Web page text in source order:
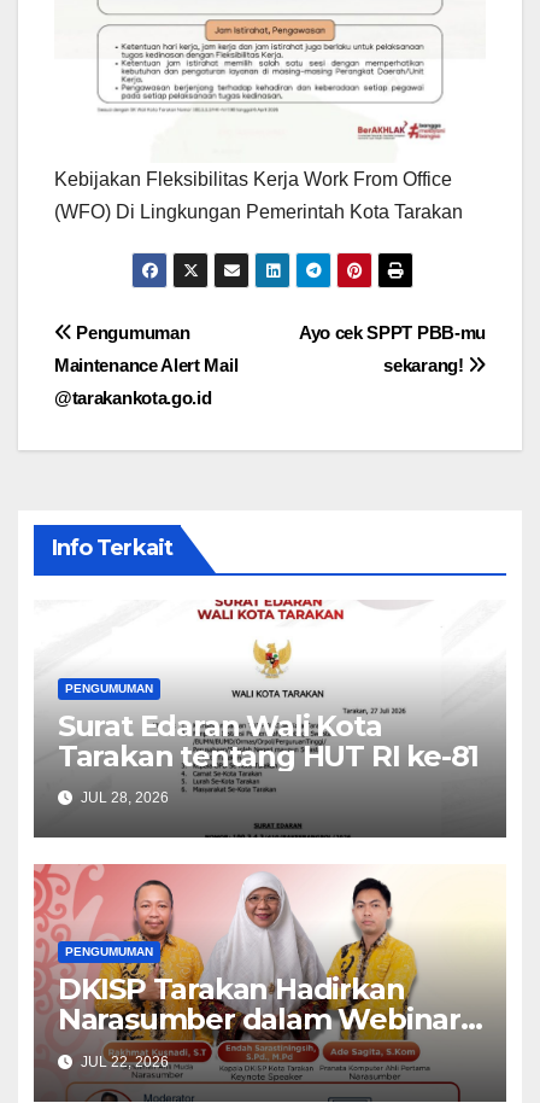
Kebijakan Fleksibilitas Kerja Work From Office
(WFO) Di Lingkungan Pemerintah Kota Tarakan
Navigasi
pos
Ayo cek SPPT PBB-mu
sekarang!
Pengumuman
Maintenance Alert Mail
@tarakankota.go.id
Info Terkait
PENGUMUMAN
Surat Edaran Wali Kota
Tarakan tentang HUT RI ke-81
JUL 28, 2026
PENGUMUMAN
DKISP Tarakan Hadirkan
Narasumber dalam Webinar
ASN Tarakan HIBOT Series-4
JUL 22, 2026